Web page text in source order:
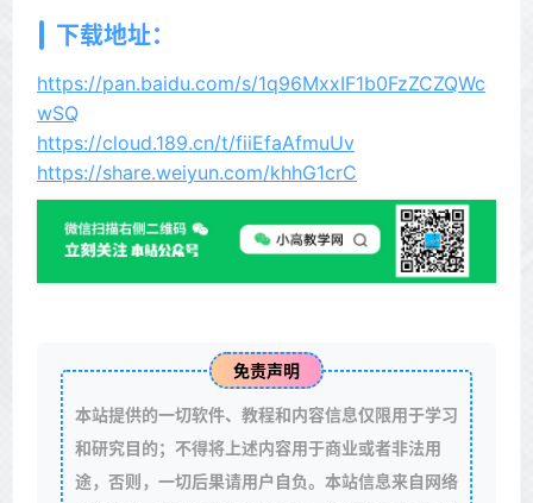
下载地址：
https://pan.baidu.com/s/1q96MxxIF1b0FzZCZQWc
wSQ
https://cloud.189.cn/t/fiiEfaAfmuUv
https://share.weiyun.com/khhG1crC
免责声明
本站提供的一切软件、教程和内容信息仅限用于学习
和研究目的；不得将上述内容用于商业或者非法用
途，否则，一切后果请用户自负。本站信息来自网络